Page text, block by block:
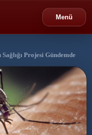
Menü
›
›
›
Projesi Gündemde